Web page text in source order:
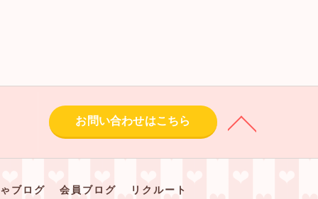
お問い合わせはこちら
ブログ 会員ブログ
リクルート